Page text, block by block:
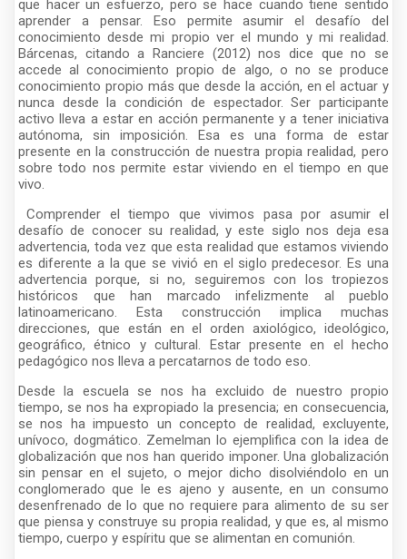
que hacer un esfuerzo, pero se hace cuando tiene sentido
aprender a pensar. Eso permite asumir el desafío del
conocimiento desde mi propio ver el mundo y mi realidad.
Bárcenas, citando a Ranciere (2012) nos dice que no se
accede al conocimiento propio de algo, o no se produce
conocimiento propio más que desde la acción, en el actuar y
nunca desde la condición de espectador. Ser participante
activo lleva a estar en acción permanente y a tener iniciativa
autónoma, sin imposición. Esa es una forma de estar
presente en la construcción de nuestra propia realidad, pero
sobre todo nos permite estar viviendo en el tiempo en que
vivo.
Comprender el tiempo que vivimos pasa por asumir el
desafío de conocer su realidad, y este siglo nos deja esa
advertencia, toda vez que esta realidad que estamos viviendo
es diferente a la que se vivió en el siglo predecesor. Es una
advertencia porque, si no, seguiremos con los tropiezos
históricos que han marcado infelizmente al pueblo
latinoamericano. Esta construcción implica muchas
direcciones, que están en el orden axiológico, ideológico,
geográfico, étnico y cultural. Estar presente en el hecho
pedagógico nos lleva a percatarnos de todo eso.
Desde la escuela se nos ha excluido de nuestro propio
tiempo, se nos ha expropiado la presencia; en consecuencia,
se nos ha impuesto un concepto de realidad, excluyente,
unívoco, dogmático. Zemelman lo ejemplifica con la idea de
globalización que nos han querido imponer. Una globalización
sin pensar en el sujeto, o mejor dicho disolviéndolo en un
conglomerado que le es ajeno y ausente, en un consumo
desenfrenado de lo que no requiere para alimento de su ser
que piensa y construye su propia realidad, y que es, al mismo
tiempo, cuerpo y espíritu que se alimentan en comunión.